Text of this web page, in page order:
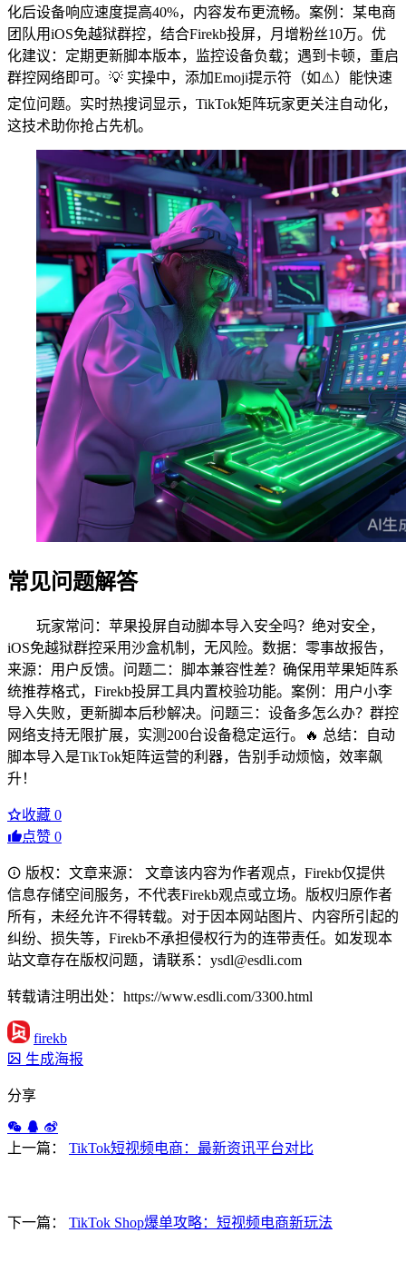
化后设备响应速度提高40%，内容发布更流畅。案例：某电商
团队用iOS免越狱群控，结合Firekb投屏，月增粉丝10万。优
化建议：定期更新脚本版本，监控设备负载；遇到卡顿，重启
群控网络即可。💡 实操中，添加Emoji提示符（如⚠️）能快速
定位问题。实时热搜词显示，TikTok矩阵玩家更关注自动化，
这技术助你抢占先机。
常见问题解答
玩家常问：苹果投屏自动脚本导入安全吗？绝对安全，
iOS免越狱群控采用沙盒机制，无风险。数据：零事故报告，
来源：用户反馈。问题二：脚本兼容性差？确保用苹果矩阵系
统推荐格式，Firekb投屏工具内置校验功能。案例：用户小李
导入失败，更新脚本后秒解决。问题三：设备多怎么办？群控
网络支持无限扩展，实测200台设备稳定运行。🔥 总结：自动
脚本导入是TikTok矩阵运营的利器，告别手动烦恼，效率飙
升！
收藏 0
点赞 0
版权：文章来源： 文章该内容为作者观点，Firekb仅提供
信息存储空间服务，不代表Firekb观点或立场。版权归原作者
所有，未经允许不得转载。对于因本网站图片、内容所引起的
纠纷、损失等，Firekb不承担侵权行为的连带责任。如发现本
站文章存在版权问题，请联系：ysdl@esdli.com
转载请注明出处：https://www.esdli.com/3300.html
firekb
生成海报
分享
上一篇： TikTok短视频电商：最新资讯平台对比
下一篇： TikTok Shop爆单攻略：短视频电商新玩法